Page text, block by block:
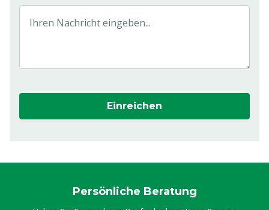
Einreichen
Persönliche Beratung